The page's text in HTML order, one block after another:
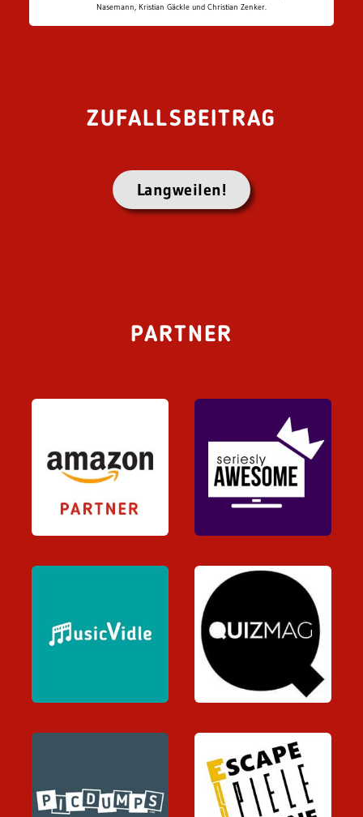
Nasemann, Kristian Gäckle und Christian Zenker.
ZUFALLSBEITRAG
Langweilen!
PARTNER